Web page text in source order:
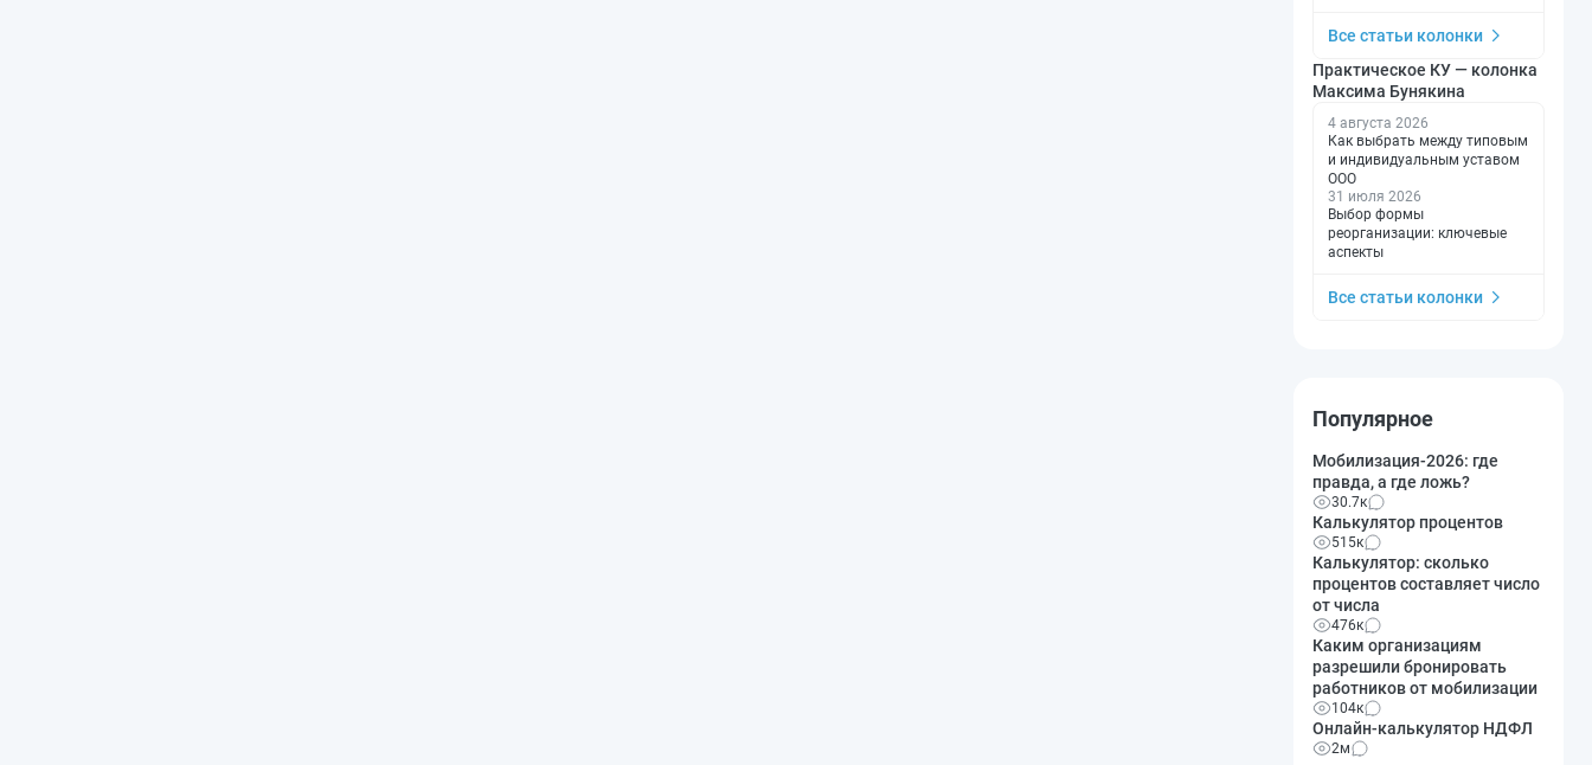
Все статьи колонки
Практическое КУ — колонка
Максима Бунякина
4 августа 2026
Как выбрать между типовым
и индивидуальным уставом
ООО
31 июля 2026
Выбор формы
реорганизации: ключевые
аспекты
Все статьи колонки
Популярное
Мобилизация-2026: где
правда, а где ложь?
30.7к
Калькулятор процентов
515к
Калькулятор: сколько
процентов составляет число
от числа
476к
Каким организациям
разрешили бронировать
работников от мобилизации
104к
Онлайн-калькулятор НДФЛ
2м